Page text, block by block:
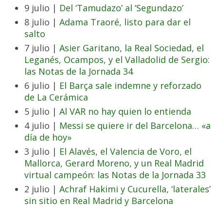
9 julio | Del ‘Tamudazo’ al ‘Segundazo’
8 julio | Adama Traoré, listo para dar el
salto
7 julio | Asier Garitano, la Real Sociedad, el
Leganés, Ocampos, y el Valladolid de Sergio:
las Notas de la Jornada 34
6 julio | El Barça sale indemne y reforzado
de La Cerámica
5 julio | Al VAR no hay quien lo entienda
4 julio | Messi se quiere ir del Barcelona… «a
día de hoy»
3 julio | El Alavés, el Valencia de Voro, el
Mallorca, Gerard Moreno, y un Real Madrid
virtual campeón: las Notas de la Jornada 33
2 julio | Achraf Hakimi y Cucurella, ‘laterales’
sin sitio en Real Madrid y Barcelona